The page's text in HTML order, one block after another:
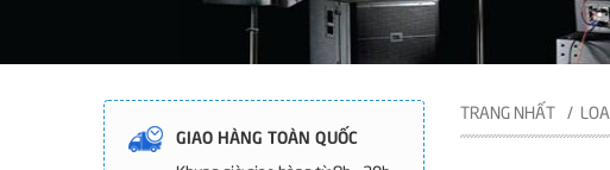
TRANG NHẤT LOA
GIAO HÀNG TOÀN QUỐC